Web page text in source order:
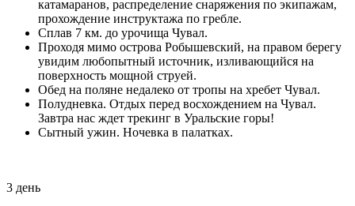
катамаранов, распределение снаряжения по экипажам,
прохождение инструктажа по гребле.
Сплав 7 км. до урочища Чувал.
Проходя мимо острова Робышевский, на правом берегу
увидим любопытный источник, изливающийся на
поверхность мощной струей.
Обед на поляне недалеко от тропы на хребет Чувал.
Полудневка. Отдых перед восхождением на Чувал.
Завтра нас ждет трекинг в Уральские горы!
Сытный ужин. Ночевка в палатках.
3 день